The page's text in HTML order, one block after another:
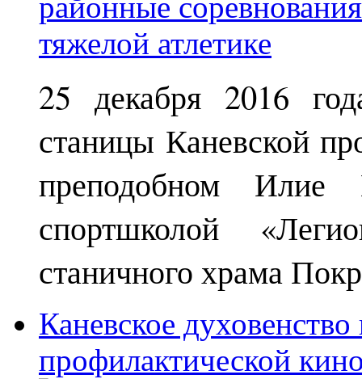
25 декабря 2016
станицы Каневской
преподобном Илие
спортшколой
станичного храма
Каневское
профилактической